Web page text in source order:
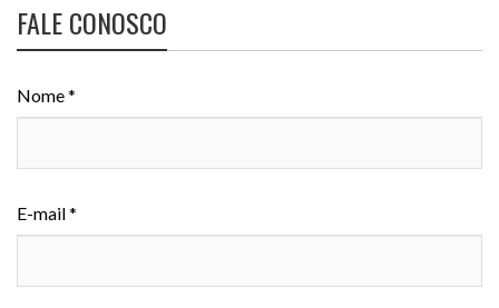
FALE CONOSCO
Nome *
E-mail *